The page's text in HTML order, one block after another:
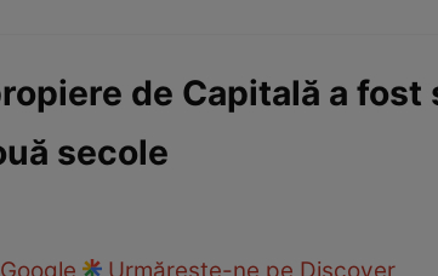
Sport
de Capitală a fost
secole